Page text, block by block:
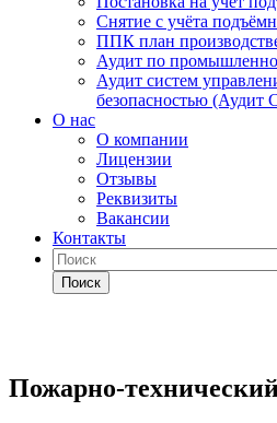
Снятие с учёта
ППК план
Аудит по
Аудит систем
безопасностью
О нас
О компании
Лицензии
Отзывы
Реквизиты
Вакансии
Контакты
Поиск
Пожарно-